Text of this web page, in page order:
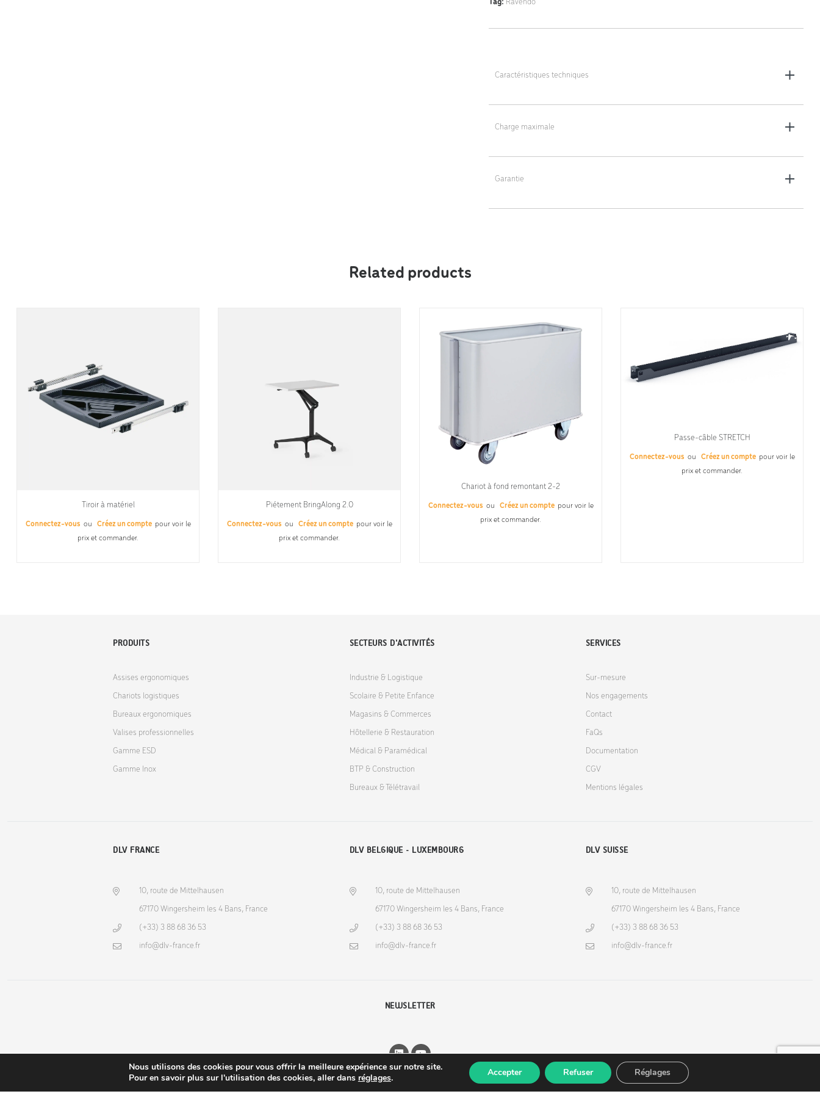
Tag: Ravendo
Caractéristiques techniques
Dimensions Solid : 86 x 50 x 94 cm
Charge maximale
400 kg
Garantie
5 ans
Related products
Tiroir à matériel
Connectez-vous ou Créez un compte pour voir le
prix et commander.
Piétement BringAlong 2.0
Connectez-vous ou Créez un compte pour voir le
prix et commander.
Chariot à fond remontant 2-2
Connectez-vous ou Créez un compte pour voir le
prix et commander.
Passe-câble STRETCH
Connectez-vous ou Créez un compte pour voir le
prix et commander.
PRODUITS
Assises ergonomiques
Chariots logistiques
Bureaux ergonomiques
Valises professionnelles
Gamme ESD
Gamme Inox
SECTEURS D'ACTIVITÉS
Industrie & Logistique
Scolaire & Petite Enfance
Magasins & Commerces
Hôtellerie & Restauration
Médical & Paramédical
BTP & Construction
Bureaux & Télétravail
SERVICES
Sur-mesure
Nos engagements
Contact
FaQs
Documentation
CGV
Mentions légales
DLV FRANCE
10, route de Mittelhausen
67170 Wingersheim les 4 Bans, France
(+33) 3 88 68 36 53
info@dlv-france.fr
DLV BELGIQUE - LUXEMBOURG
10, route de Mittelhausen
67170 Wingersheim les 4 Bans, France
(+33) 3 88 68 36 53
info@dlv-france.fr
DLV SUISSE
10, route de Mittelhausen
67170 Wingersheim les 4 Bans, France
(+33) 3 88 68 36 53
info@dlv-france.fr
NEWSLETTER
Copyright © 2026DLV-France. Tous droits réservés.
Nous utilisons des cookies pour vous offrir la meilleure expérience sur notre site.
Pour en savoir plus sur l'utilisation des cookies, aller dans réglages. Accepter Refuser Réglages